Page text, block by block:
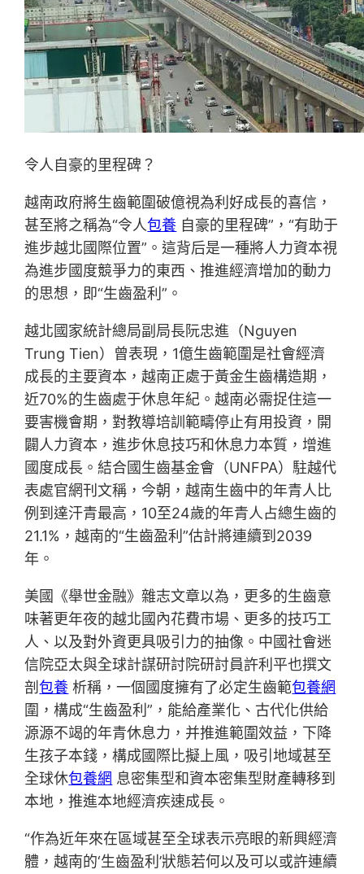
令人自豪的里程碑？
越南政府將生齒範圍破億視為利好成長的喜信，
甚至將之稱為“令人包養 自豪的里程碑”，“有助于
進步越北國際位置”。這背后是一種將人力資本視
為進步國度競爭力的東西、推進經濟增加的動力
的思想，即“生齒盈利”。
越北國家統計總局副局長阮忠進（Nguyen
Trung Tien）曾表現，1億生齒範圍是社會經濟
成長的主要資本，越南正處于黃金生齒構造期，
近70%的生齒處于休息年紀。越南必需捉住這一
要害機會期，對教導培訓範疇停止有用投資，開
闢人力資本，進步休息技巧和休息力本質，增進
國度成長。結合國生齒基金會（UNFPA）駐越代
表處官網刊文稱，今朝，越南生齒中的年青人比
例到達汗青最高，10至24歲的年青人占總生齒的
21.1%，越南的“生齒盈利”估計將連續到2039
年。
美國《舉世金融》雜志文章以為，更多的生齒意
味著更年夜的越北國內花費市場、更多的技巧工
人、以及對外資更具吸引力的抽像。中國社會迷
信院亞太與全球計謀研討院研討員許利平也撰文
剖包養 析稱，一個國度擁有了必定生齒範包養網
圍，構成“生齒盈利”，能給產業化、古代化供給
源源不竭的年青休息力，并推進範圍效益，下降
生孩子本錢，構成國際比擬上風，吸引地域甚至
全球休包養網 息密集型和資本密集型財產轉移到
本地，推進本地經濟疾速成長。
“作為近年來在區域甚至全球表示亮眼的新興經濟
體，越南的‘生齒盈利’狀態若何以及可以或許連續